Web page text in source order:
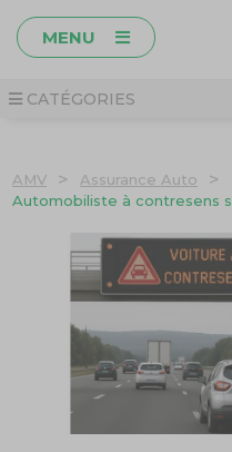
MENU
CATÉGORIES
AMV > Assurance Auto >
Automobiliste à contresens